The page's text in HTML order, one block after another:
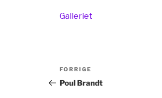
Galleriet
Indlægsnavigation
Forrige
indlæg
FORRIGE
Poul Brandt